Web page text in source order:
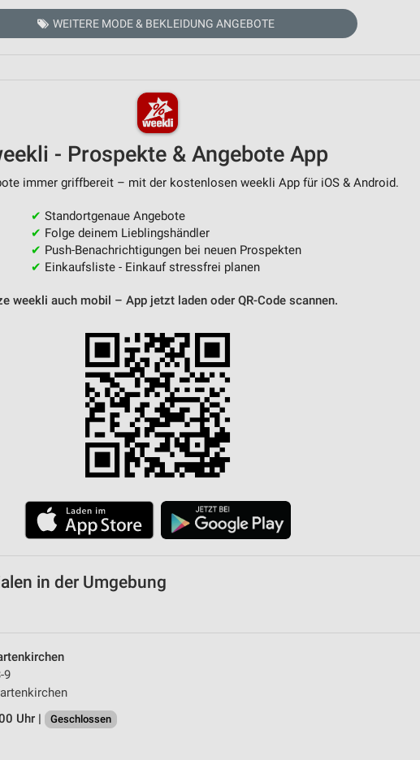
WEITERE MODE & BEKLEIDUNG ANGEBOTE
- Prospekte & Angebote App
immer griffbereit – mit der kostenlosen weekli App für iOS & Android.
✔ Standortgenaue Angebote
✔ Folge deinem Lieblingshändler
✔ Push-Benachrichtigungen bei neuen Prospekten
✔ Einkaufsliste - Einkauf stressfrei planen
weekli auch mobil – App jetzt laden oder QR-Code scannen.
in der Umgebung
9
Uhr |
Geschlossen
von Inhalten
identifizieren